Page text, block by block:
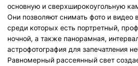
основную и сверхширокоугольную
Они позволяют снимать фото и
среди которых есть портретный,
ночной, а также панорамная,
астрофотография для запечатления
Равномерный рассеянный свет